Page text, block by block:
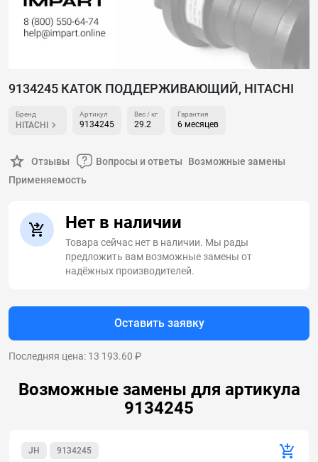
9134245 КАТОК ПОДДЕРЖИВАЮЩИЙ, HITACHI
Бренд
HITACHI
Артикул
9134245
Вес / кг
29.2
Гарантия
6 месяцев
Отзывы Вопросы и ответы
Возможные замены
Применяемость
Нет в наличии
Товара сейчас нет в наличии. Мы рады
предложить вам возможные замены от
надёжных производителей.
Оставить заявку
Последняя цена: 13 193.60 ₽
Возможные замены для артикула
9134245
JH 9134245